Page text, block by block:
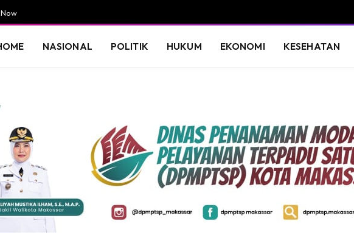
NASIONAL POLITIK HUKUM EKONOMI KESEHATAN